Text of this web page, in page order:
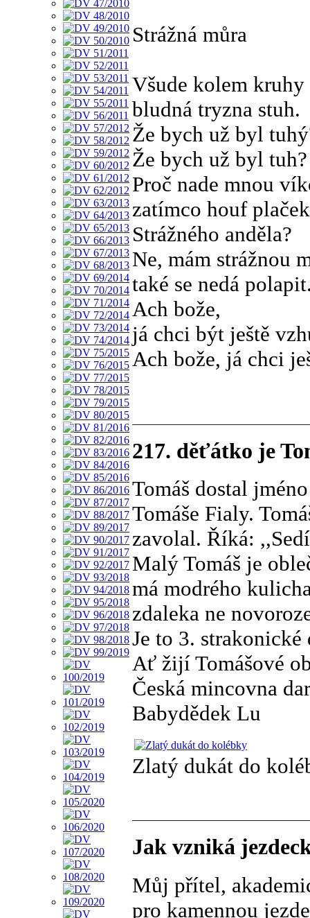
Strážná můra
Všude kolem kruhy
bludná tryzna stuh.
Že bych už byl
Že bych už byl tuh?
Proč nade mnou
zatímco houf
Strážného anděla?
Ne, mám strážnou
také se nedá
Ach bože,
já chci být ještě
Ach bože, já chci
217. děťátko je
Tomáš dostal
Tomáše Fialy.
zavolal. Říká:
Malý Tomáš je
má modrého
zdaleka ne
Je to 3.
Ať žijí Tomášové
Česká mincovna
Babydědek Lu
Zlatý dukát do
Jak vzniká
Můj přítel,
pro kamennou